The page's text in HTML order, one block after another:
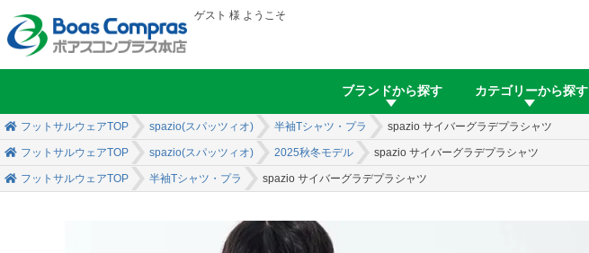
ゲスト 様 ようこそ
ブランドから探す カテゴリーから探す
フットサルウェアTOP spazio(スパッツィオ) 半袖Tシャツ・プラ spazio サイバーグラデプラシャツ
フットサルウェアTOP spazio(スパッツィオ) 2025秋冬モデル spazio サイバーグラデプラシャツ
フットサルウェアTOP 半袖Tシャツ・プラ spazio サイバーグラデプラシャツ